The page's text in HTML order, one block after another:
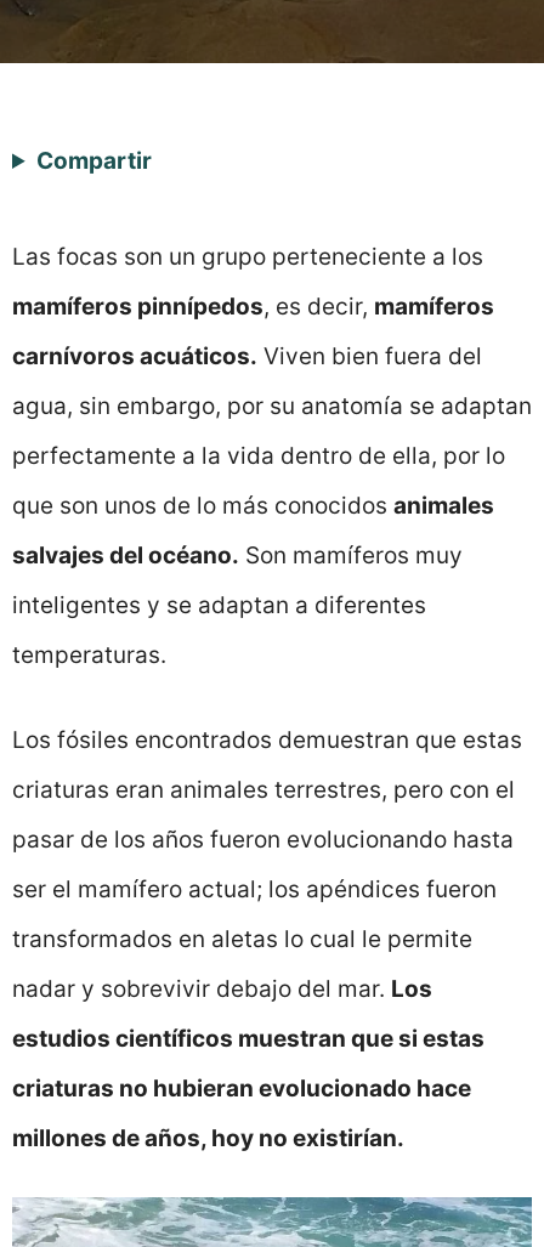
Compartir
Las focas son un grupo perteneciente a los
mamíferos pinnípedos, es decir, mamíferos
carnívoros acuáticos. Viven bien fuera del
agua, sin embargo, por su anatomía se adaptan
perfectamente a la vida dentro de ella, por lo
que son unos de lo más conocidos animales
salvajes del océano. Son mamíferos muy
inteligentes y se adaptan a diferentes
temperaturas.
Los fósiles encontrados demuestran que estas
criaturas eran animales terrestres, pero con el
pasar de los años fueron evolucionando hasta
ser el mamífero actual; los apéndices fueron
transformados en aletas lo cual le permite
nadar y sobrevivir debajo del mar. Los
estudios científicos muestran que si estas
criaturas no hubieran evolucionado hace
millones de años, hoy no existirían.